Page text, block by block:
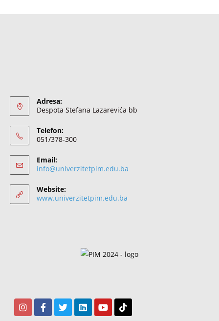
Adresa:
Despota Stefana Lazarevića bb
Telefon:
051/378-300
Email:
info@univerzitetpim.edu.ba
Website:
www.univerzitetpim.edu.ba